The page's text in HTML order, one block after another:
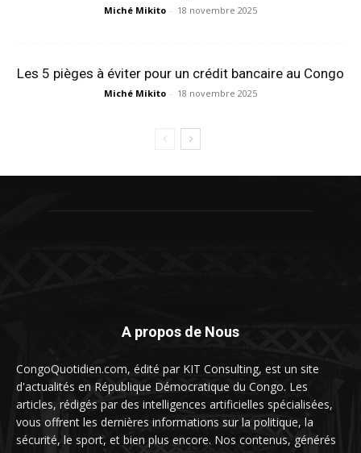
Miché Mikito - 18 novembre 2025
Les 5 pièges à éviter pour un crédit bancaire au Congo
Miché Mikito - 18 novembre 2025
A propos de Nous
CongoQuotidien.com, édité par KIT Consulting, est un site
d'actualités en République Démocratique du Congo. Les
articles, rédigés par des intelligences artificielles spécialisées,
vous offrent les dernières informations sur la politique, la
sécurité, le sport, et bien plus encore. Nos contenus, générés